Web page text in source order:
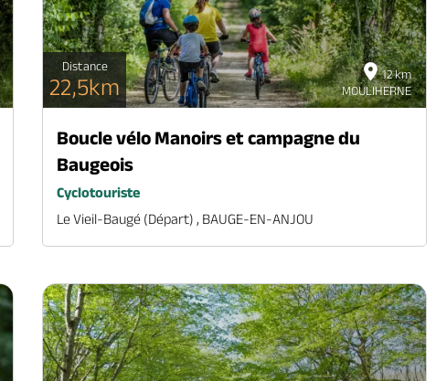
12 km
MOULIHERNE
Distance
22,5km
Boucle vélo Manoirs et campagne du
Baugeois
Cyclotouriste
Le Vieil-Baugé (départ) , BAUGE-EN-ANJOU